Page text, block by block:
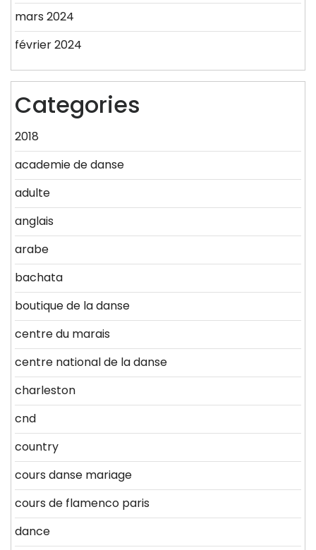
mars 2024
février 2024
Categories
2018
academie de danse
adulte
anglais
arabe
bachata
boutique de la danse
centre du marais
centre national de la danse
charleston
cnd
country
cours danse mariage
cours de flamenco paris
dance